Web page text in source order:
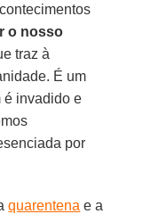
o nosso
traz à
É um
é invadido e
por
quarentena e a